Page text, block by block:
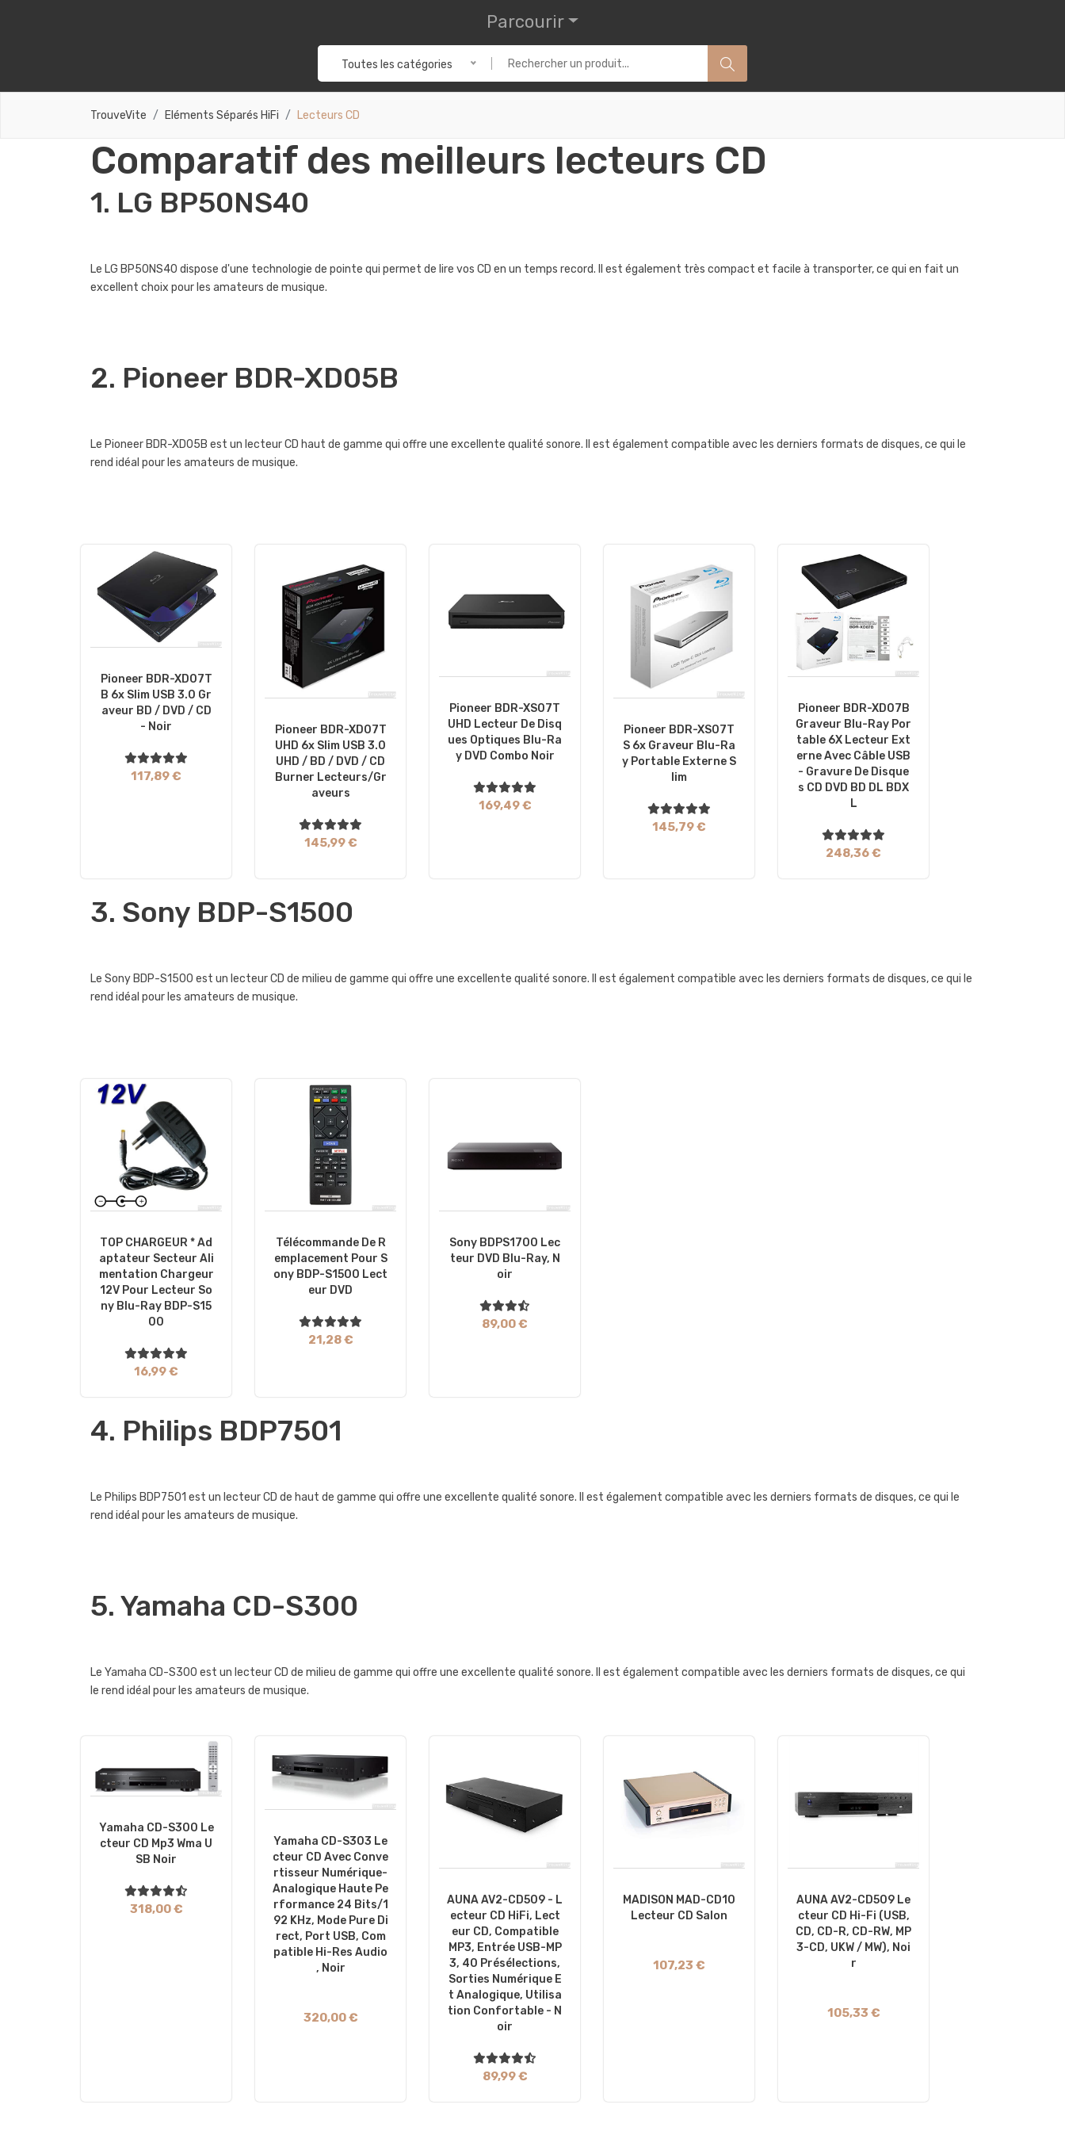
Parcourir
Toutes les catégories
TrouveVite Eléments Séparés HiFi Lecteurs CD
Comparatif des meilleurs lecteurs CD
1. LG BP50NS40
Le LG BP50NS40 dispose d'une technologie de pointe qui permet de lire vos CD en un temps record. Il est également très compact et facile à transporter, ce qui en fait un
excellent choix pour les amateurs de musique.
2. Pioneer BDR-XD05B
Le Pioneer BDR-XD05B est un lecteur CD haut de gamme qui offre une excellente qualité sonore. Il est également compatible avec les derniers formats de disques, ce qui le
rend idéal pour les amateurs de musique.
Pioneer BDR-XD07T
B 6x Slim USB 3.0 Gr
Aveur BD / DVD / CD
- Noir
117,89 €
Pioneer BDR-XD07T
UHD 6x Slim USB 3.0
UHD / BD / DVD / CD
Burner Lecteurs/Gr
Aveurs
145,99 €
Pioneer BDR-XS07T
UHD Lecteur De Disq
Ues Optiques Blu-Ra
Y DVD Combo Noir
169,49 €
Pioneer BDR-XS07T
S 6x Graveur Blu-Ra
Y Portable Externe S
Lim
145,79 €
Pioneer BDR-XD07B
Graveur Blu-Ray Por
Table 6X Lecteur Ext
Erne Avec Câble USB
- Gravure De Disque
S CD DVD BD DL BDX
L
248,36 €
3. Sony BDP-S1500
Le Sony BDP-S1500 est un lecteur CD de milieu de gamme qui offre une excellente qualité sonore. Il est également compatible avec les derniers formats de disques, ce qui le
rend idéal pour les amateurs de musique.
TOP CHARGEUR * Ad
Aptateur Secteur Ali
Mentation Chargeur
12V Pour Lecteur So
Ny Blu-Ray BDP-S15
00
16,99 €
Télécommande De R
Emplacement Pour S
Ony BDP-S1500 Lect
Eur DVD
21,28 €
Sony BDPS1700 Lec
Teur DVD Blu-Ray, N
Oir
89,00 €
4. Philips BDP7501
Le Philips BDP7501 est un lecteur CD de haut de gamme qui offre une excellente qualité sonore. Il est également compatible avec les derniers formats de disques, ce qui le
rend idéal pour les amateurs de musique.
5. Yamaha CD-S300
Le Yamaha CD-S300 est un lecteur CD de milieu de gamme qui offre une excellente qualité sonore. Il est également compatible avec les derniers formats de disques, ce qui
le rend idéal pour les amateurs de musique.
Yamaha CD-S300 Le
Cteur CD Mp3 Wma U
SB Noir
318,00 €
Yamaha CD-S303 Le
Cteur CD Avec Conve
Rtisseur Numérique-
Analogique Haute Pe
Rformance 24 Bits/1
92 KHz, Mode Pure Di
Rect, Port USB, Com
Patible Hi-Res Audio
, Noir
320,00 €
AUNA AV2-CD509 - L
Ecteur CD HiFi, Lect
Eur CD, Compatible
MP3, Entrée USB-MP
3, 40 Présélections,
Sorties Numérique E
T Analogique, Utilisa
Tion Confortable - N
Oir
89,99 €
MADISON MAD-CD10
Lecteur CD Salon
107,23 €
AUNA AV2-CD509 Le
Cteur CD Hi-Fi (USB,
CD, CD-R, CD-RW, MP
3-CD, UKW / MW), Noi
R
105,33 €